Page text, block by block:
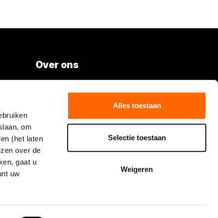
om
(het laten
over de
gaat u
uw
Alles toestaan
Selectie toestaan
Weigeren
Over ons
Boels.com
Volg Boels Rental